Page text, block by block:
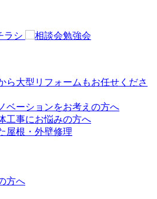
ら大型リフォームもお任せくださ
ベーションをお考えの方へ
工事にお悩みの方へ
屋根・外壁修理
方へ